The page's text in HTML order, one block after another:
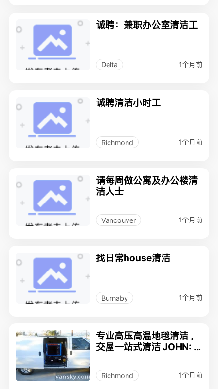
诚聘：兼职办公室清洁工
Delta 1个月前
诚聘清洁小时工
Richmond 1个月前
请每周做公寓及办公楼清
洁人士
Vancouver 1个月前
找日常house清洁
Burnaby 1个月前
专业高压高温地毯清洁 ，
交屋一站式清洁 JOHN: 6
Richmond 1个月前